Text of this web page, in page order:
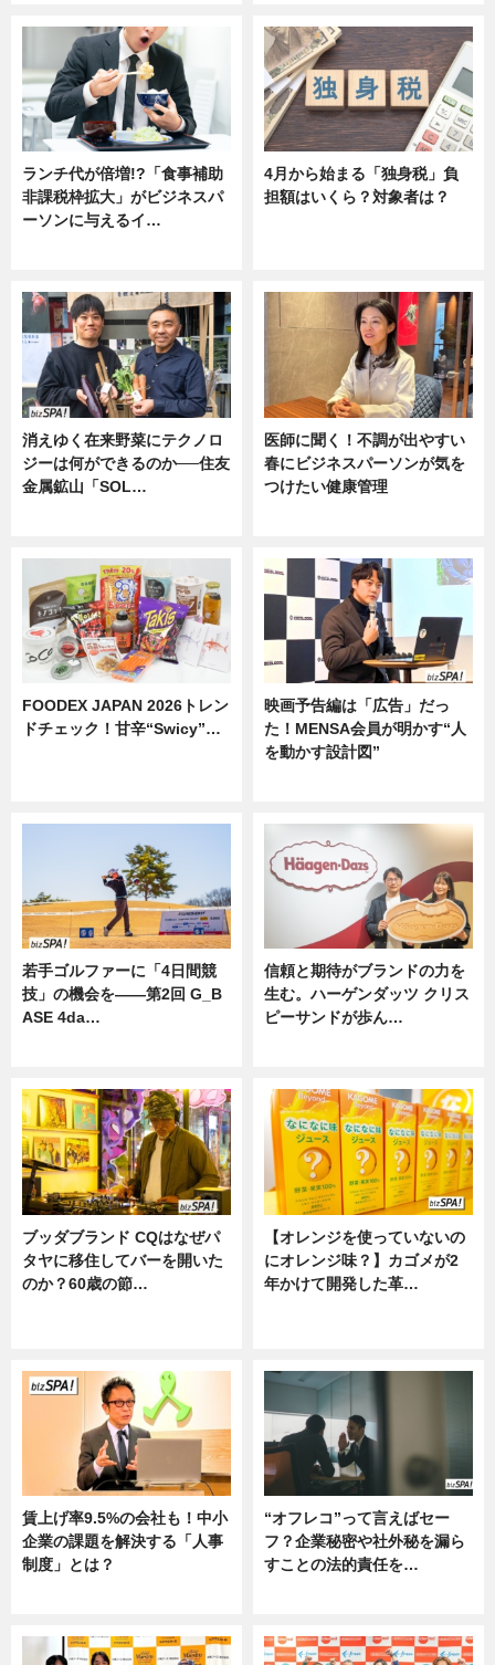
ランチ代が倍増!?「食事補助
非課税枠拡大」がビジネスパ
ーソンに与えるイ…
4月から始まる「独身税」負
担額はいくら？対象者は？
消えゆく在来野菜にテクノロ
ジーは何ができるのか──住友
金属鉱山「SOL…
医師に聞く！不調が出やすい
春にビジネスパーソンが気を
つけたい健康管理
FOODEX JAPAN 2026トレン
ドチェック！甘辛“Swicy”…
映画予告編は「広告」だっ
た！MENSA会員が明かす“人
を動かす設計図”
若手ゴルファーに「4日間競
技」の機会を——第2回 G_B
ASE 4da…
信頼と期待がブランドの力を
生む。ハーゲンダッツ クリス
ピーサンドが歩ん…
ブッダブランド CQはなぜパ
タヤに移住してバーを開いた
のか？60歳の節…
【オレンジを使っていないの
にオレンジ味？】カゴメが2
年かけて開発した革…
賃上げ率9.5%の会社も！中小
企業の課題を解決する「人事
制度」とは？
“オフレコ”って言えばセー
フ？企業秘密や社外秘を漏ら
すことの法的責任を…